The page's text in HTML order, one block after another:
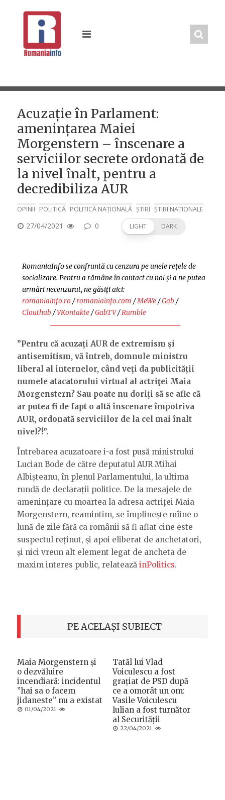
Acuzație în Parlament:
amenințarea Maiei
Morgenstern – înscenare a
serviciilor secrete ordonată de
la nivel înalt, pentru a
decredibiliza AUR
OPINII POLITICĂ POLITICĂ NAȚIONALĂ ȘTIRI ȘTIRI NAȚIONALE
POSTED
27/04/2021 0 LIGHT DARK
RomaniaInfo se confruntă cu cenzura pe unele rețele de
socializare. Pentru a rămâne în contact cu noi și a ne putea
urmări necenzurat, ne găsiți aici:
romaniainfo.ro/romaniainfo.com /MeWe/Gab /
Clouthub /VKontakte/GabTV/Rumble
”Pentru că acuzaţi AUR de extremism şi
antisemitism, vă întreb, domnule ministru
liberal al internelor, când veţi da publicităţii
numele atacatorului virtual al actriţei Maia
Morgenstern? Sau poate nu doriţi să se afle că
ar putea fi de fapt o altă înscenare împotriva
AUR, ordonată serviciilor de la cel mai înalt
nivel?!”.
Întrebarea acuzatoare i-a fost pusă ministrului
Lucian Bode de către deputatul AUR Mihai
Albișteanu, în plenul Parlamentului, la ultima
rundă de declarații politice. De la mesajele de
amenințare cu moartea la adresa actriței Maia
Morgenstern, reamintim, se împlinește mîine o
lună de zile fără ca românii să fi aflat cine este
suspectul reținut, și apoi eliberat de anchetatori,
și nici vreun alt element legat de ancheta de
maxim interes public, relatează inPolitics.
PE ACELAȘI SUBIECT
Maia Morgenstern și
o dezvăluire
incendiară: incidentul
”hai sa o facem
jidaneste” nu a existat
Posted
01/04/2021
Tatăl lui Vlad
Voiculescu a fost
grațiat de PSD după
ce a omorât un om:
Vasile Voiculescu
Iulian a fost turnător
al Securității
Posted
22/04/2021